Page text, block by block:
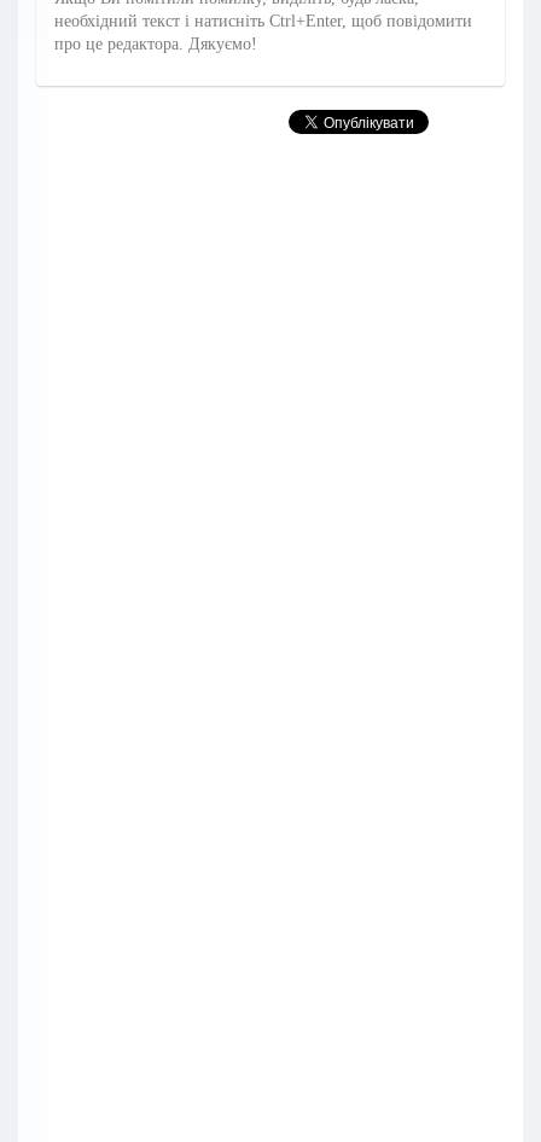
необхідний текст і натисніть Ctrl+Enter, щоб повідомити
про це редактора. Дякуємо!